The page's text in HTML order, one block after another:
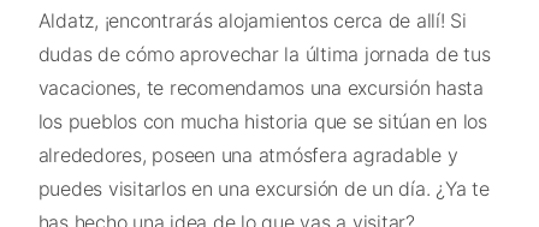
Aldatz, ¡encontrarás alojamientos cerca de allí! Si
dudas de cómo aprovechar la última jornada de tus
vacaciones, te recomendamos una excursión hasta
los pueblos con mucha historia que se sitúan en los
alrededores, poseen una atmósfera agradable y
puedes visitarlos en una excursión de un día. ¿Ya te
has hecho una idea de lo que vas a visitar?